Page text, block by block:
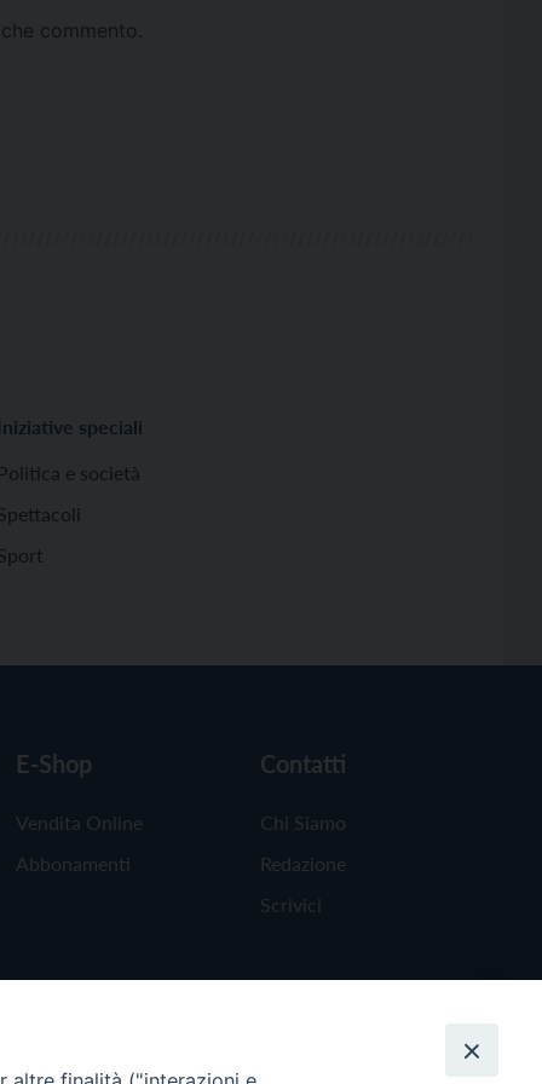
commento.
Iniziative speciali
Politica e società
E-Shop
Vendita Online
Abbonamenti
Contatti
Chi Siamo
Redazione
Scrivici